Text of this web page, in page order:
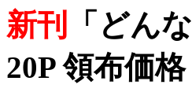
新刊
「どん
20P 領布価